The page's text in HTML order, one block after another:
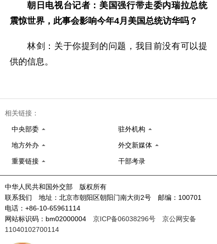
朝日电视台记者：美国强行带走委内瑞拉总统
震惊世界，此事会影响今年4月美国总统访华吗？
林剑：关于你提到的问题，我目前没有可以提
供的信息。
相关链接：
中央部委 驻外机构
地方外办 外交新媒体
重要链接 干部考录
中华人民共和国外交部 版权所有
联系我们 地址：北京市朝阳区朝阳门南大街2号 邮编：100701
电话：+86-10-65961114
网站标识码：bm02000004 京ICP备06038296号
京公网安备
11040102700114